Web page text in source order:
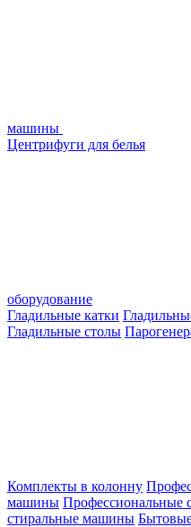
машины
Центрифуги для белья
оборудование
Гладильные катки
Гладильные столы
Комплекты в колонну
машины
стиральные машины